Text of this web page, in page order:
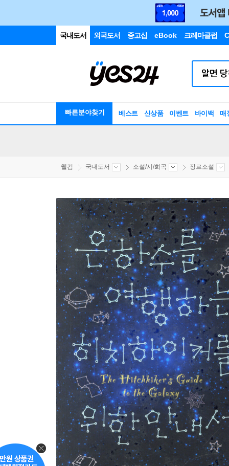
국내도서 외국도서 중고샵 eBook 크레마클럽
빠른분야찾기 베스트 신상품 이벤트 바이백 매
웰컴 국내도서 소설/시/희곡 장르소설